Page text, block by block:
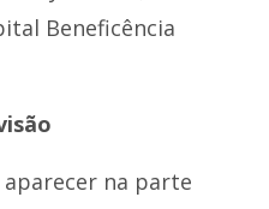
Beneficência
na parte